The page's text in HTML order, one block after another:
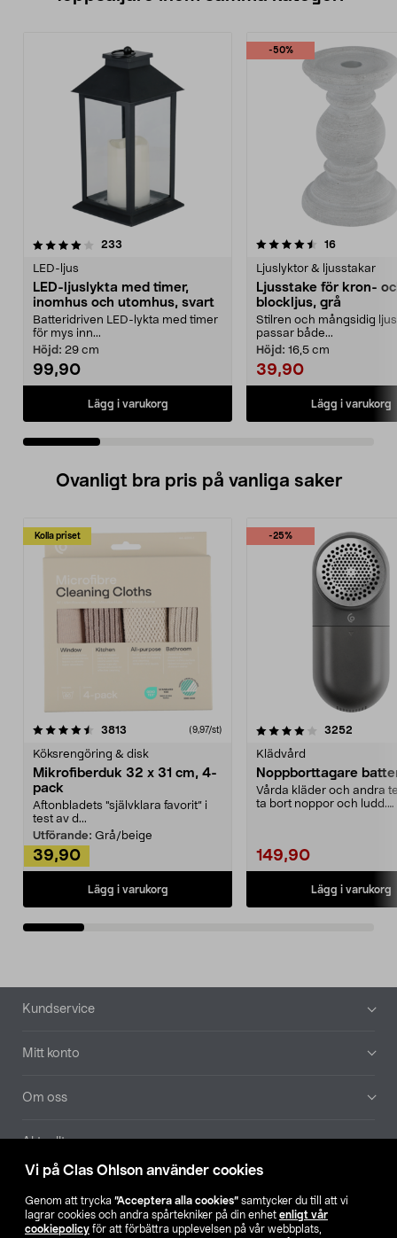
Vi på Clas Ohlson använder cookies
Genom att trycka ”Acceptera alla cookies” samtycker du till att vi
lagrar cookies och andra spårtekniker på din enhet enligt vår
cookiepolicy för att förbättra upplevelsen på vår webbplats,
233
LED-ljus
LED-ljuslykta med timer,
inomhus och utomhus, svart
Batteridriven LED-lykta med timer
för mys inn...
Höjd: 29 cm
99,90
Lägg i varukorg
-50%
4.5 av 5 stjärnor 16recensioner
Ljuslyktor & ljusstakar
Ljusstake för kron-
blockljus, grå
Stilren och mångsidig
passar både...
Höjd: 16,5 cm
39,90
Lägg i varukorg
0.0 av 5 stjärnor
Ovanligt bra pris på vanliga saker
Kolla priset
3813 (9,97/st)
Köksrengöring & disk
Mikrofiberduk 32 x 31 cm, 4-
pack
Aftonbladets "självklara favorit” i
test av d...
Utförande: Grå/beige
39,90
Lägg i varukorg
-25%
4.0av 5 stjärnor 3252
Klädvård
Noppborttagare
Vårda kläder och andra
ta bort noppor och ludd.
149,90
Lägg i varukorg
4.5av 5 stjärnor
Sidfot
Kundservice
Mitt konto
Om oss
Aktuellt
Hitta butik